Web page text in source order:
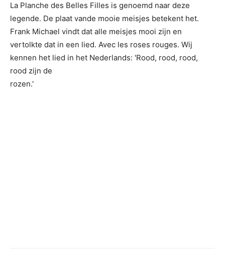
La Planche des Belles Filles is genoemd naar deze
legende. De plaat vande mooie meisjes betekent het.
Frank Michael vindt dat alle meisjes mooi zijn en
vertolkte dat in een lied. Avec les roses rouges. Wij
kennen het lied in het Nederlands: 'Rood, rood, rood,
rood zijn de
rozen.'